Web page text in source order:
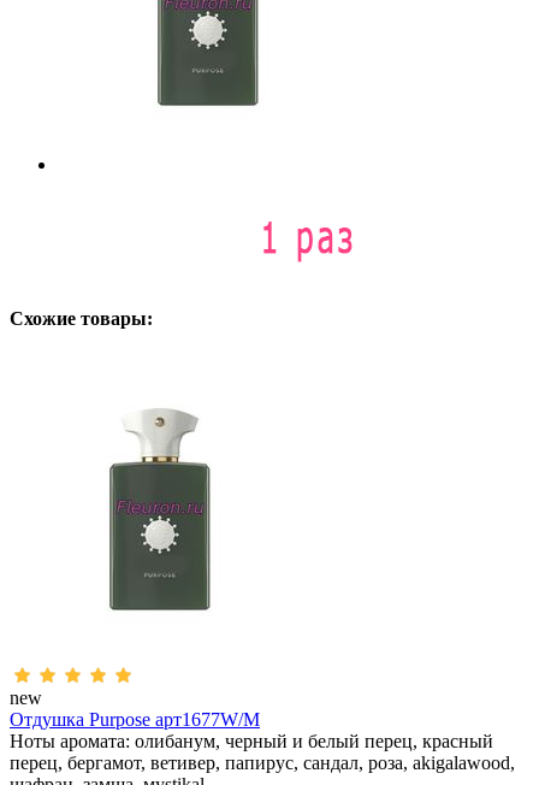
Схожие товары:
new
Отдушка Purpose арт1677W/M
Ноты аромата: олибанум, черный и белый перец, красный
перец, бергамот, ветивер, папирус, сандал, роза, аkigalawood,